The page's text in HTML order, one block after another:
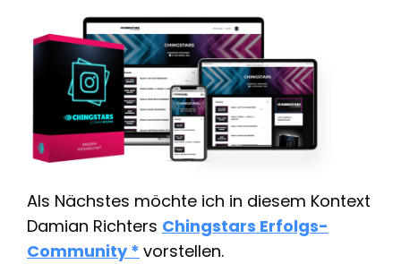
Als Nächstes möchte ich in diesem Kontext
Damian Richters Chingstars Erfolgs-
Community * vorstellen.